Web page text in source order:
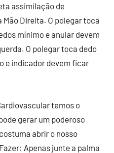
assimilação de
Direita. O polegar toca
mínimo e anular devem
O polegar toca dedo
e indicador devem ficar
temos o
gerar um poderoso
abrir o nosso
Apenas junte a palma